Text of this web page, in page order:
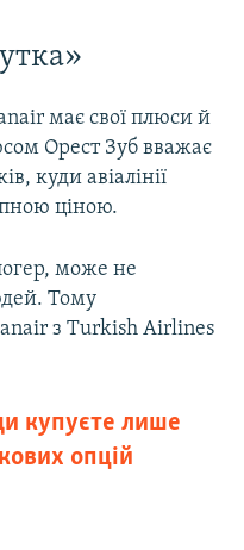
має свої плюси й
Орест Зуб вважає
куди авіалінії
ціною.
може не
Тому
з Turkish Airlines
купуєте лише
опцій